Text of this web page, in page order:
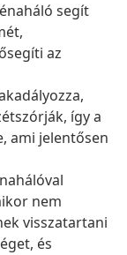
segít
az
így a
ami jelentősen
nem
visszatartani
és